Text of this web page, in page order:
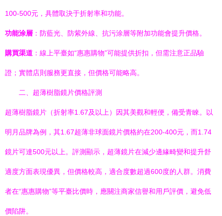
100-500元，具體取決于折射率和功能。
功能涂層 ：防藍光、防紫外線、抗污涂層等附加功能會提升價格。
購買渠道 ：線上平臺如“惠惠購物”可能提供折扣，但需注意正品驗
證；實體店則服務更直接，但價格可能略高。
二、超薄樹脂鏡片價格評測
超薄樹脂鏡片（折射率1.67及以上）因其美觀和輕便，備受青睞。以
明月品牌為例，其1.67超薄非球面鏡片價格約在200-400元，而1.74
鏡片可達500元以上。評測顯示，超薄鏡片在減少邊緣畸變和提升舒
適度方面表現優異，但價格較高，適合度數超過600度的人群。消費
者在“惠惠購物”等平臺比價時，應關注商家信譽和用戶評價，避免低
價陷阱。